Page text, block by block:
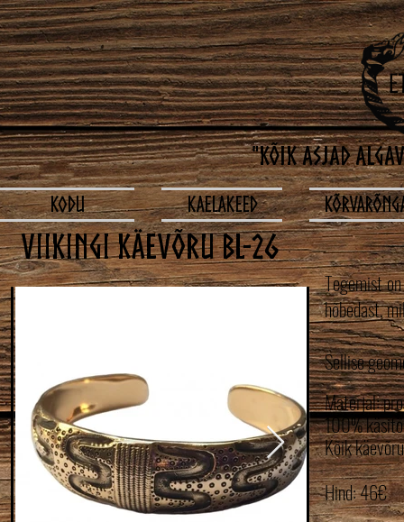
"Kõik asjad
KODU Kaelakeed
VIIKINGI KÄEVÕRU bl-26
Tegemist
hõbedast,
Sellise
Materjal:
100%
Kõik
Hind: 46€